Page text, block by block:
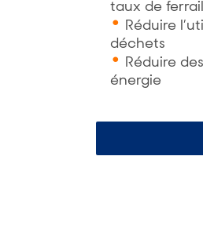
taux de
Réduire
déchets
Réduire
énergie